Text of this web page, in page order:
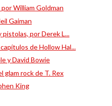
William Goldman
Gaiman
pistolas, por Derek L...
de Hollow Hal...
y David Bowie
glam rock de T. Rex
King